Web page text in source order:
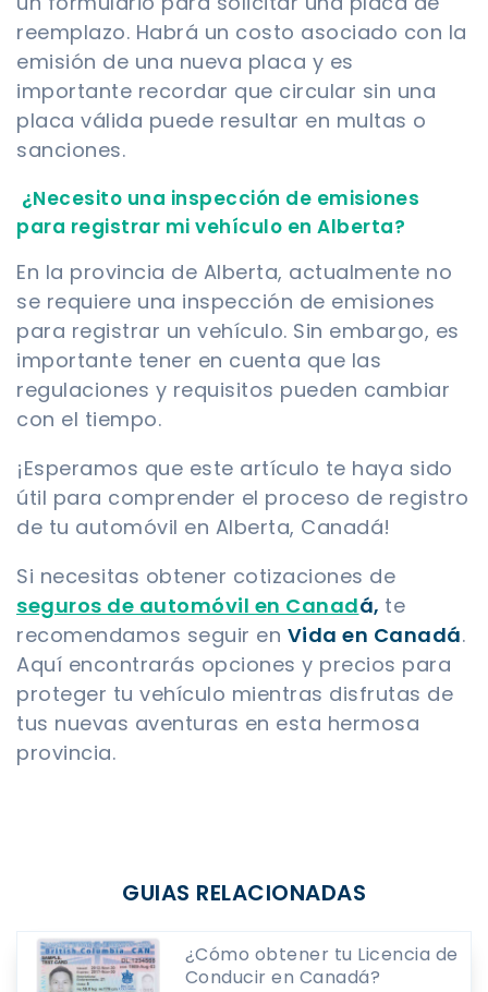
reemplazo. Habrá un costo asociado con la
emisión de una nueva placa y es
importante recordar que circular sin una
placa válida puede resultar en multas o
sanciones.
¿Necesito una inspección de emisiones
para registrar mi vehículo en Alberta?
En la provincia de Alberta, actualmente no
se requiere una inspección de emisiones
para registrar un vehículo. Sin embargo, es
importante tener en cuenta que las
regulaciones y requisitos pueden cambiar
con el tiempo.
¡Esperamos que este artículo te haya sido
útil para comprender el proceso de registro
de tu automóvil en Alberta, Canadá!
Si necesitas obtener cotizaciones de
seguros de automóvil en Canadá, te
recomendamos seguir en Vida en Canadá.
Aquí encontrarás opciones y precios para
proteger tu vehículo mientras disfrutas de
tus nuevas aventuras en esta hermosa
provincia.
GUIAS RELACIONADAS
¿Cómo obtener tu Licencia de
Conducir en Canadá?